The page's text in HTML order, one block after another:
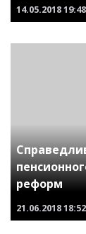
14.05.201819:48
реформ
21.06.201818:52